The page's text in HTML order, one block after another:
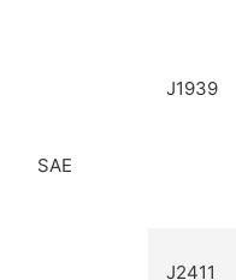
SAE
J1939
J2411